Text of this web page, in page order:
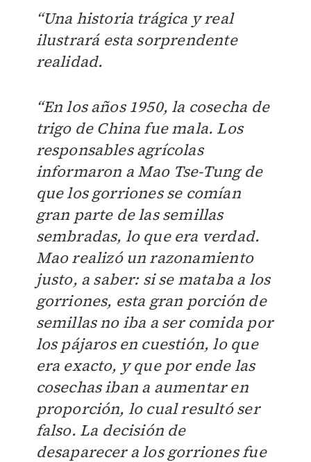
“Una historia trágica y real
ilustrará esta sorprendente
realidad.
“En los años 1950, la cosecha de
trigo de China fue mala. Los
responsables agrícolas
informaron a Mao Tse-Tung de
que los gorriones se comían
gran parte de las semillas
sembradas, lo que era verdad.
Mao realizó un razonamiento
justo, a saber: si se mataba a los
gorriones, esta gran porción de
semillas no iba a ser comida por
los pájaros en cuestión, lo que
era exacto, y que por ende las
cosechas iban a aumentar en
proporción, lo cual resultó ser
falso. La decisión de
desaparecer a los gorriones fue